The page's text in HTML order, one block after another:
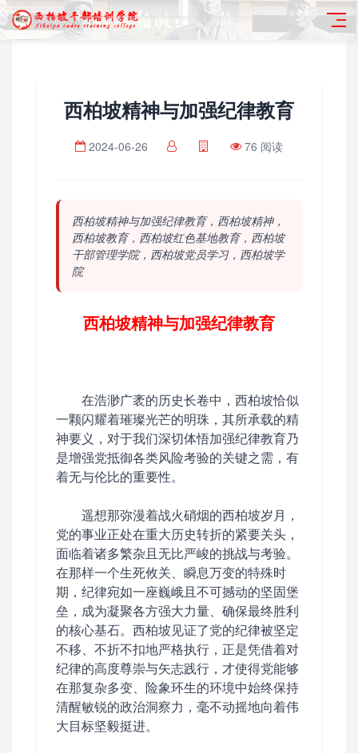
西柏坡精神与加强纪律教育
2024-06-26 76 阅读
西柏坡精神与加强纪律教育，西柏坡精神，
西柏坡教育，西柏坡红色基地教育，西柏坡
干部管理学院，西柏坡党员学习，西柏坡学
院
西柏坡精神与加强纪律教育
在浩渺广袤的历史长卷中，西柏坡恰似
一颗闪耀着璀璨光芒的明珠，其所承载的精
神要义，对于我们深切体悟加强纪律教育乃
是增强党抵御各类风险考验的关键之需，有
着无与伦比的重要性。
遥想那弥漫着战火硝烟的西柏坡岁月，
党的事业正处在重大历史转折的紧要关头，
面临着诸多繁杂且无比严峻的挑战与考验。
在那样一个生死攸关、瞬息万变的特殊时
期，纪律宛如一座巍峨且不可撼动的坚固堡
垒，成为凝聚各方强大力量、确保最终胜利
的核心基石。西柏坡见证了党的纪律被坚定
不移、不折不扣地严格执行，正是凭借着对
纪律的高度尊崇与矢志践行，才使得党能够
在那复杂多变、险象环生的环境中始终保持
清醒敏锐的政治洞察力，毫不动摇地向着伟
大目标坚毅挺进。